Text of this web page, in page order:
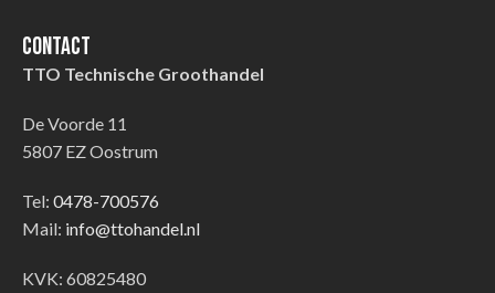
Contact
TTO Technische Groothandel
De Voorde 11
5807 EZ Oostrum
Tel: 0478-700576
Mail: info@ttohandel.nl
KVK: 60825480